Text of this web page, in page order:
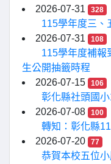
2026-07-31
328
115學年度三、
2026-07-31
108
115學年度補報
生公開抽籤時程
2026-07-15
106
彰化縣社頭國
2026-07-08
100
轉知：彰化縣
2026-07-20
77
恭賀本校五位